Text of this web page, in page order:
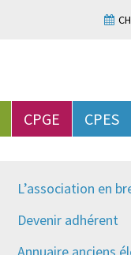
CPGE CPES
L’association en
Devenir adhérent